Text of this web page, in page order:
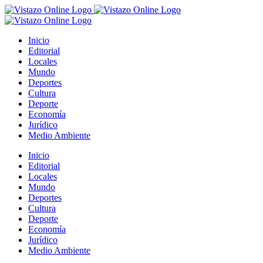
Saltar
al
Inicio
Editorial
Locales
Mundo
Deportes
Cultura
Deporte
Economía
Jurídico
Medio Ambiente
Inicio
Editorial
Locales
Mundo
Deportes
Cultura
Deporte
Economía
Jurídico
Medio Ambiente